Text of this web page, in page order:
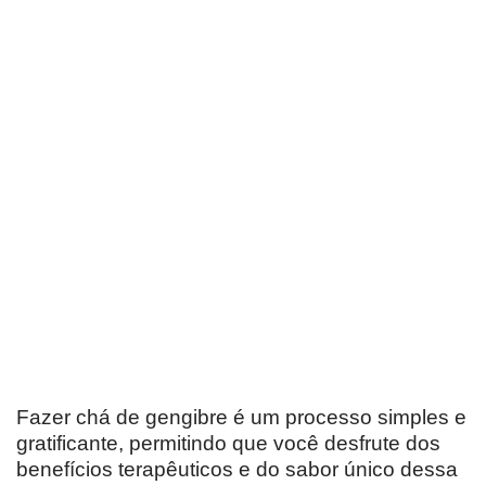
Fazer chá de gengibre é um processo simples e
gratificante, permitindo que você desfrute dos
benefícios terapêuticos e do sabor único dessa